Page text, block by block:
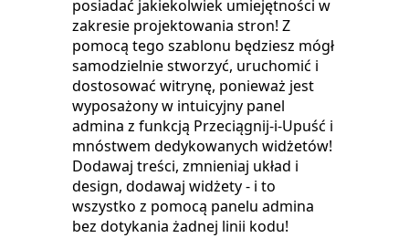
posiadać jakiekolwiek umiejętności w
zakresie projektowania stron! Z
pomocą tego szablonu będziesz mógł
samodzielnie stworzyć, uruchomić i
dostosować witrynę, ponieważ jest
wyposażony w intuicyjny panel
admina z funkcją Przeciągnij-i-Upuść i
mnóstwem dedykowanych widżetów!
Dodawaj treści, zmnieniaj układ i
design, dodawaj widżety - i to
wszystko z pomocą panelu admina
bez dotykania żadnej linii kodu!